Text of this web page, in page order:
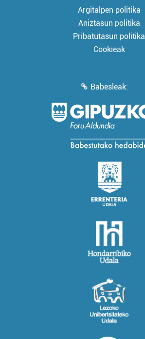
Argitalpen politika
Aniztasun politika
Pribatutasun politika
Cookieak
Babesleak: